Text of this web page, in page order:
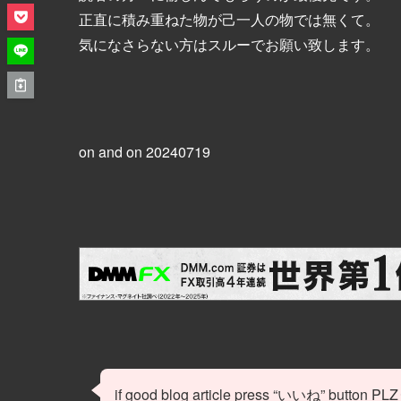
正直に積み重ねた物が己一人の物では無くて。
気になさらない方はスルーでお願い致します。
on and on 20240719
if good blog article press “いいね” button PLZ